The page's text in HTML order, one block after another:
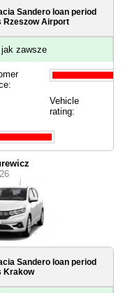
Sandero loan period
Rzeszow Airport
jak zawsze
Vehicle
rating:
Sandero loan period
Krakow